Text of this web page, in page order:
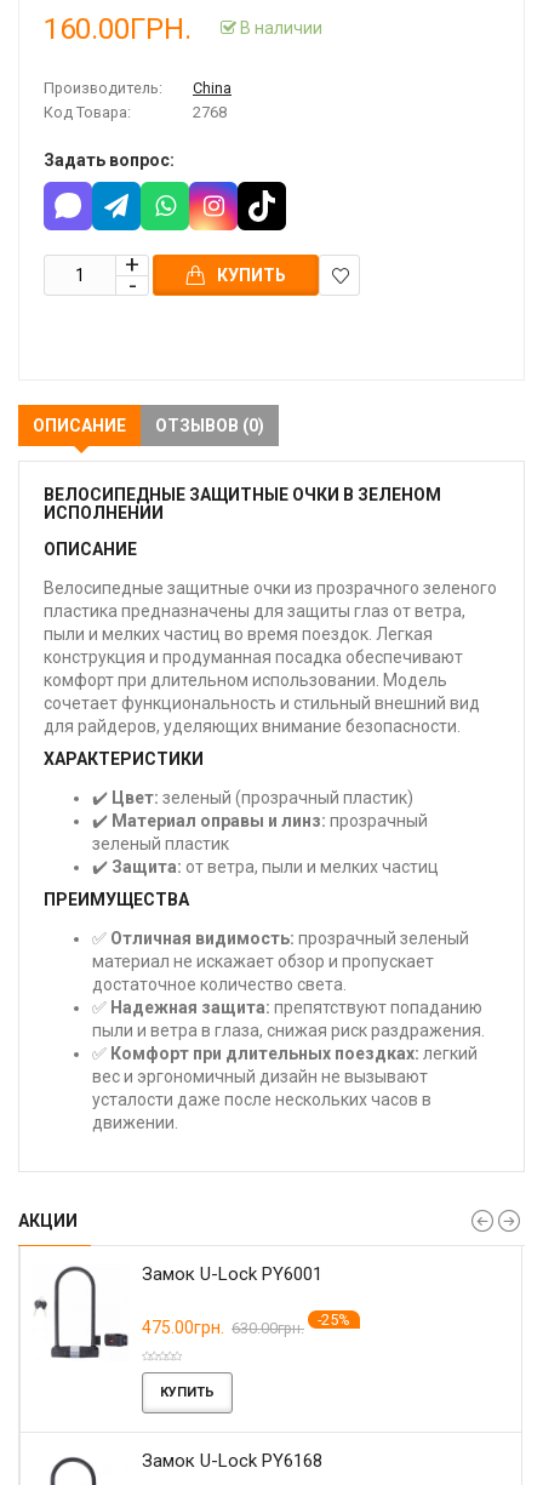
160.00ГРН. В наличии
Производитель:
China
Код Товара:
2768
Задать вопрос:
КУПИТЬ
ОПИСАНИЕ ОТЗЫВОВ (0)
ВЕЛОСИПЕДНЫЕ ЗАЩИТНЫЕ ОЧКИ В ЗЕЛЕНОМ
ИСПОЛНЕНИИ
ОПИСАНИЕ
Велосипедные защитные очки из прозрачного зеленого
пластика предназначены для защиты глаз от ветра,
пыли и мелких частиц во время поездок. Легкая
конструкция и продуманная посадка обеспечивают
комфорт при длительном использовании. Модель
сочетает функциональность и стильный внешний вид
для райдеров, уделяющих внимание безопасности.
ХАРАКТЕРИСТИКИ
✔️ Цвет: зеленый (прозрачный пластик)
✔️ Материал оправы и линз: прозрачный
зеленый пластик
✔️ Защита: от ветра, пыли и мелких частиц
ПРЕИМУЩЕСТВА
✅ Отличная видимость: прозрачный зеленый
материал не искажает обзор и пропускает
достаточное количество света.
✅ Надежная защита: препятствуют попаданию
пыли и ветра в глаза, снижая риск раздражения.
✅ Комфорт при длительных поездках: легкий
вес и эргономичный дизайн не вызывают
усталости даже после нескольких часов в
движении.
АКЦИИ
Замок U-Lock PY6001
475.00грн. 630.00грн. -25%
КУПИТЬ
Замок U-Lock PY6168